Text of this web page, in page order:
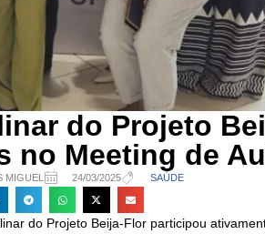
do Projeto
no Meeting de
MIGUEL 24/03/2025 SAÚDE
do Projeto Beija-Flor participou